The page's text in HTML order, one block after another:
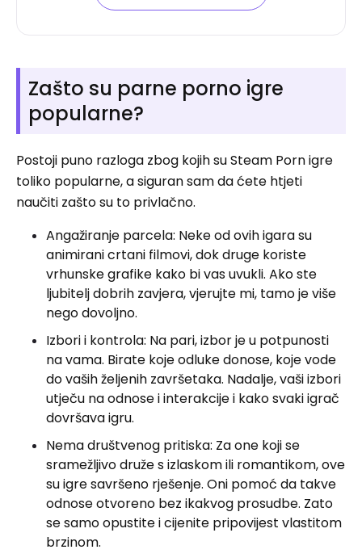
Zašto su parne porno igre
popularne?
Postoji puno razloga zbog kojih su Steam Porn igre
toliko popularne, a siguran sam da ćete htjeti
naučiti zašto su to privlačno.
Angažiranje parcela: Neke od ovih igara su
animirani crtani filmovi, dok druge koriste
vrhunske grafike kako bi vas uvukli. Ako ste
ljubitelj dobrih zavjera, vjerujte mi, tamo je više
nego dovoljno.
Izbori i kontrola: Na pari, izbor je u potpunosti
na vama. Birate koje odluke donose, koje vode
do vaših željenih završetaka. Nadalje, vaši izbori
utječu na odnose i interakcije i kako svaki igrač
dovršava igru.
Nema društvenog pritiska: Za one koji se
sramežljivo druže s izlaskom ili romantikom, ove
su igre savršeno rješenje. Oni pomoć da takve
odnose otvoreno bez ikakvog prosudbe. Zato
se samo opustite i cijenite pripovijest vlastitom
brzinom.